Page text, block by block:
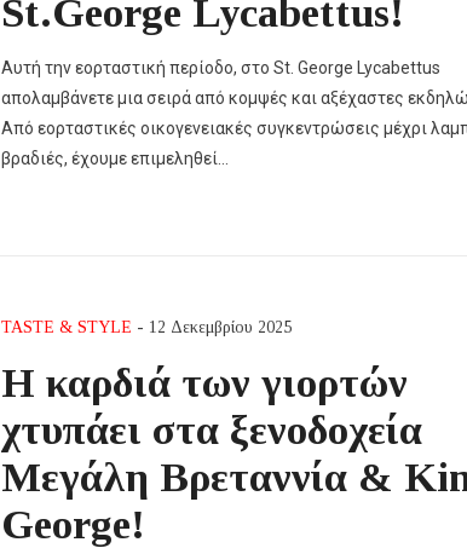
St.George Lycabettus!
Αυτή την εορταστική περίοδο, στο St. George Lycabettus
απολαμβάνετε μια σειρά από κομψές και αξέχαστες
Από εορταστικές οικογενειακές συγκεντρώσεις μέχρι
βραδιές, έχουμε επιμεληθεί…
TASTE & STYLE - 12 Δεκεμβρίου 2025
Η καρδιά των γιορτών
χτυπάει στα ξενοδοχεία
Μεγάλη Βρεταννία &
George!